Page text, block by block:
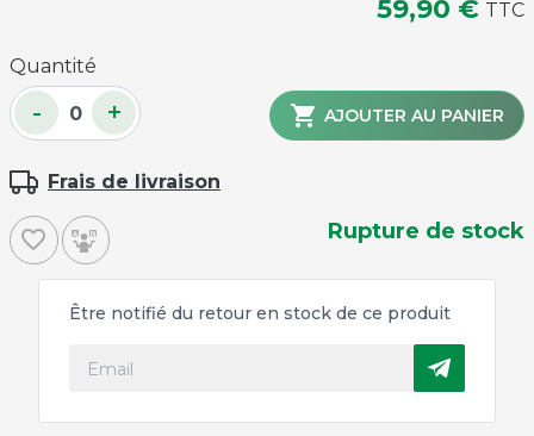
59,90 € TTC
Quantité
- +  AJOUTER AU PANIER
Frais de livraison
favorite_border Rupture de stock
Être notifié du retour en stock de ce produit